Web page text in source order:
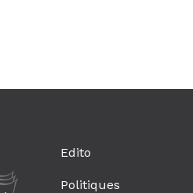
Edito
Politiques